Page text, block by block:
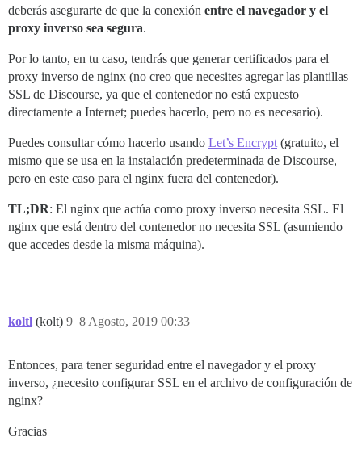
deberás asegurarte de que la conexión entre el navegador y el
proxy inverso sea segura.
Por lo tanto, en tu caso, tendrás que generar certificados para el
proxy inverso de nginx (no creo que necesites agregar las plantillas
SSL de Discourse, ya que el contenedor no está expuesto
directamente a Internet; puedes hacerlo, pero no es necesario).
Puedes consultar cómo hacerlo usando Let’s Encrypt (gratuito, el
mismo que se usa en la instalación predeterminada de Discourse,
pero en este caso para el nginx fuera del contenedor).
TL;DR: El nginx que actúa como proxy inverso necesita SSL. El
nginx que está dentro del contenedor no necesita SSL (asumiendo
que accedes desde la misma máquina).
koltl (kolt) 8 Agosto, 2019 00:33
9
Entonces, para tener seguridad entre el navegador y el proxy
inverso, ¿necesito configurar SSL en el archivo de configuración de
nginx?
Gracias